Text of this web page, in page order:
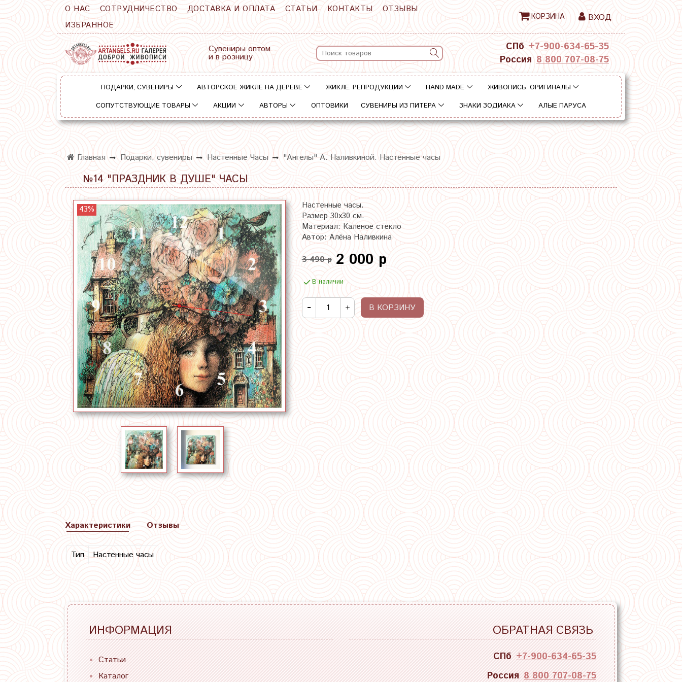
О НАС СОТРУДНИЧЕСТВО ДОСТАВКА И ОПЛАТА СТАТЬИ КОНТАКТЫ
ОТЗЫВЫ
ИЗБРАННОЕ
КОРЗИНА ВХОД
Сувениры оптом
и в розницу
СПб +7-900-634-65-35
Россия 8 800 707-08-75
ПОДАРКИ, СУВЕНИРЫ АВТОРСКОЕ ЖИКЛЕ НА ДЕРЕВЕ ЖИКЛЕ. РЕПРОДУКЦИИ HAND MADE
ЖИВОПИСЬ. ОРИГИНАЛЫ
СОПУТСТВУЮЩИЕ ТОВАРЫ
АКЦИИ АВТОРЫ ОПТОВИКИ СУВЕНИРЫ ИЗ ПИТЕРА ЗНАКИ ЗОДИАКА АЛЫЕ ПАРУСА
Главная Подарки, сувениры Настенные Часы "Ангелы" А. Наливкиной. Настенные часы
№14 "ПРАЗДНИК В ДУШЕ" ЧАСЫ
43%
Настенные часы.
Размер 30х30 см.
Материал: Каленое стекло
Автор: Алёна Наливкина
3 490 р 2 000 р
В наличии
В КОРЗИНУ
Характеристики
Тип Настенные часы
Отзывы
ИНФОРМАЦИЯ
Статьи
Каталог
ОБРАТНАЯ СВЯЗЬ
СПб +7-900-634-65-35
Россия 8 800 707-08-75